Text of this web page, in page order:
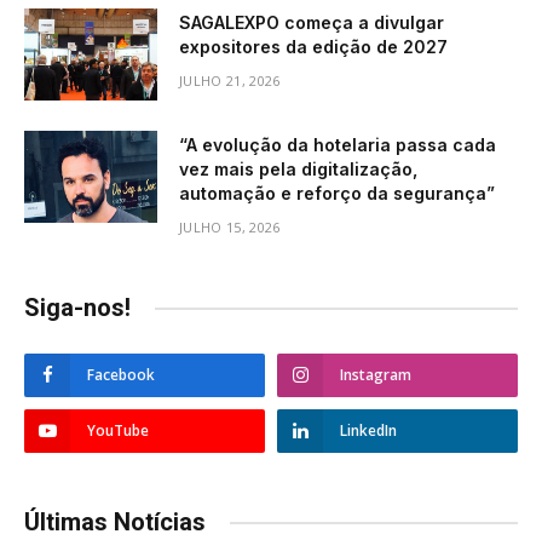
SAGALEXPO começa a divulgar
expositores da edição de 2027
JULHO 21, 2026
“A evolução da hotelaria passa cada
vez mais pela digitalização,
automação e reforço da segurança”
JULHO 15, 2026
Siga-nos!
Facebook Instagram
YouTube LinkedIn
Últimas Notícias